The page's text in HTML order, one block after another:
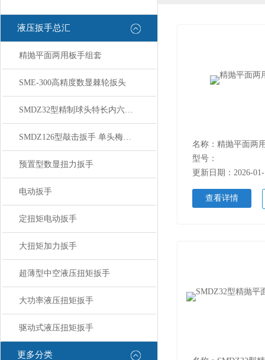
液压扳手总汇
精抛平面两用板手组套
SME-300高精度数显棘轮扳头
SMDZ32型精制球头特长内六角板手组套
SMDZ126型敲击扳手 单头梅花板手
预置型数显扭力扳手
电动扳手
定扭矩电动扳手
大扭矩加力扳手
超薄型中空液压扭矩扳手
大功率液压扭矩扳手
驱动式液压扭矩扳手
更多分类
名称：精抛平面两
型号：
更新日期：2026-
查看详情